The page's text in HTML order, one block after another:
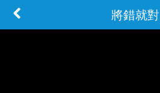
將錯就對